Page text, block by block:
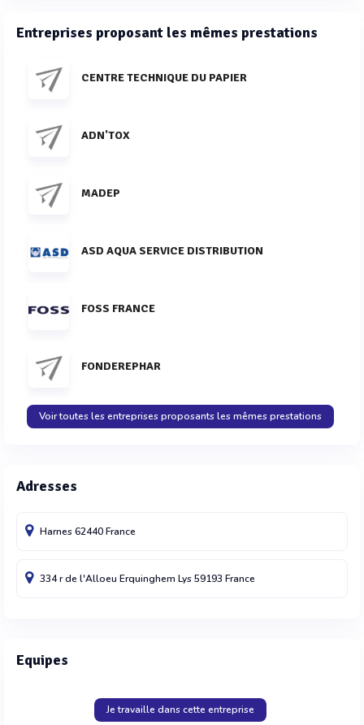
Entreprises proposant les mêmes prestations
CENTRE TECHNIQUE DU PAPIER
ADN'TOX
MADEP
ASD AQUA SERVICE DISTRIBUTION
FOSS FRANCE
FONDEREPHAR
Voir toutes les entreprises proposants les mêmes prestations
Adresses
Harnes62440France
334 r de l'Alloeu Erquinghem Lys59193 France
Equipes
Je travaille dans cette entreprise